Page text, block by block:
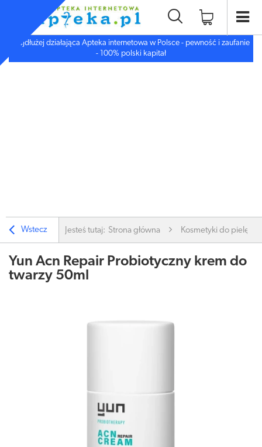
Najdłużej działająca Apteka internetowa w Polsce - pewność i zaufanie
- 100% polski kapitał
Wstecz Jesteś tutaj: Strona główna Kosmetyki do
Yun Acn Repair Probiotyczny krem do
twarzy 50ml